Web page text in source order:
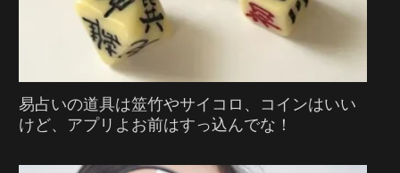
易占いの道具は筮竹やサイコロ、コインはいい
けど、アプリよお前はすっ込んでな！